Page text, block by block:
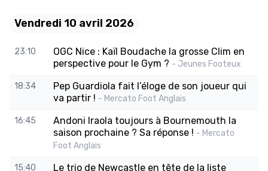
Vendredi 10 avril 2026
23:10
OGC Nice : Kaïl Boudache la grosse Clim en
perspective pour le Gym ? - Jeunes Footeux
18:34
Pep Guardiola fait l’éloge de son joueur qui
va partir ! - Mercato Foot Anglais
16:45
Andoni Iraola toujours à Bournemouth la
saison prochaine ? Sa réponse ! - Mercato
Foot Anglais
15:40
Le trio de Newcastle en tête de la liste